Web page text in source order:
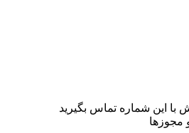
این شماره تماس بگیرید
مجوزها